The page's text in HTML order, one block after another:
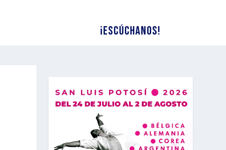
¡Escúchanos!